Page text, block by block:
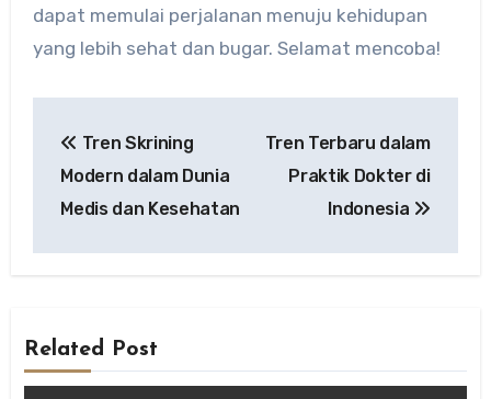
dapat memulai perjalanan menuju kehidupan
yang lebih sehat dan bugar. Selamat mencoba!
navigation
Tren Skrining
Modern dalam Dunia
Medis dan Kesehatan
Tren Terbaru dalam
Praktik Dokter di
Indonesia
Related Post